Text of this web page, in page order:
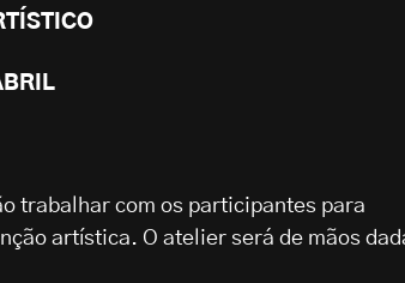
trabalhar com os participantes para
artística. O atelier será de mãos